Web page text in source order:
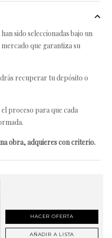
sido seleccionadas bajo un
que garantiza su
recuperar tu depósito o
proceso para que cada
obra, adquieres con criterio.
HACER OFERTA
AÑADIR A LISTA